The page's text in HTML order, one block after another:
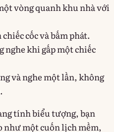
vòng quanh khu nhà với
cốc và bấm phát.
nghe khi gấp một chiếc
và nghe một lần, không
tính biểu tượng, bạn
như một cuốn lịch mềm,